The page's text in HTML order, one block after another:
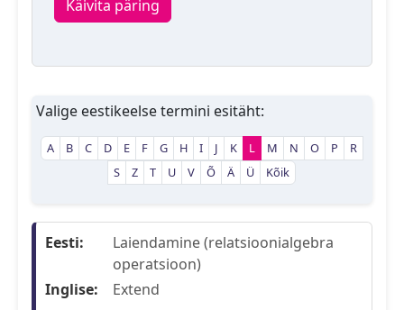
Käivita päring
Valige eestikeelse termini esitäht:
A B C D E F G H I J K L M N O P
R
S
Z T U V Õ Ä Ü Kõik
Eesti:
Laiendamine (relatsioonialgebra
operatsioon)
Inglise:
Extend